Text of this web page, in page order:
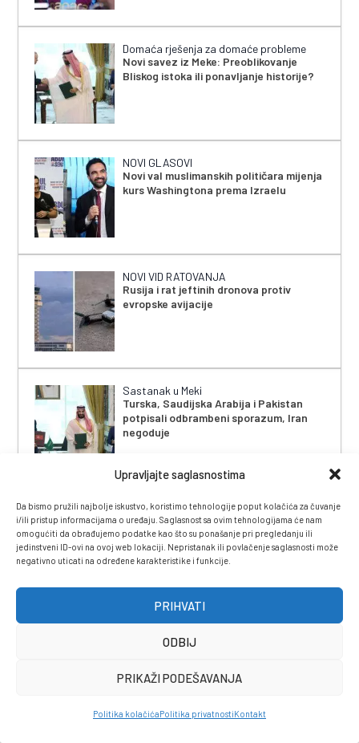
Upravljajte saglasnostima
Da bismo pružili najbolje iskustvo, koristimo tehnologije poput kolačića za čuvanje
i/ili pristup informacijama o uređaju. Saglasnost sa ovim tehnologijama će nam
omogućiti da obrađujemo podatke kao što su ponašanje pri pregledanju ili
jedinstveni ID-ovi na ovoj web lokaciji. Nepristanak ili povlačenje saglasnosti može
negativno uticati na određene karakteristike i funkcije.
PRIHVATI
ODBIJ
PRIKAŽI PODEŠAVANJA
Politika kolačićaPolitika privatnostiKontakt
Domaća rješenja za domaće probleme
Novi savez iz Meke: Preoblikovanje
Bliskog istoka ili ponavljanje historije?
NOVI GLASOVI
Novi val muslimanskih političara mijenja
kurs Washingtona prema Izraelu
NOVI VID RATOVANJA
Rusija i rat jeftinih dronova protiv
evropske avijacije
Sastanak u Meki
Turska, Saudijska Arabija i Pakistan
potpisali odbrambeni sporazum, Iran
negoduje
Zbog Memorijalnog centra Srebrenica
Američki zakonodavci traže od Trumpa
uvođenje sankcija zvaničnicima iz RS
ekstremizam zapaliti Bliski istok